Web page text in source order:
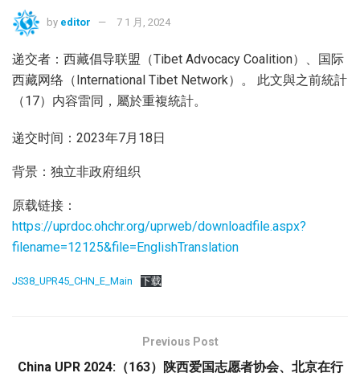
by editor 7 1 月, 2024
递交者：西藏倡导联盟（Tibet Advocacy Coalition）、国际
西藏网络（International Tibet Network）。 此文與之前統計
（17）内容雷同，屬於重複統計。
递交时间：2023年7月18日
背景：独立非政府组织
原载链接：
https://uprdoc.ohchr.org/uprweb/downloadfile.aspx?
filename=12125&file=EnglishTranslation
JS38_UPR45_CHN_E_Main 下载
Previous Post
China UPR 2024:（163）陕西爱国志愿者协会、北京在行